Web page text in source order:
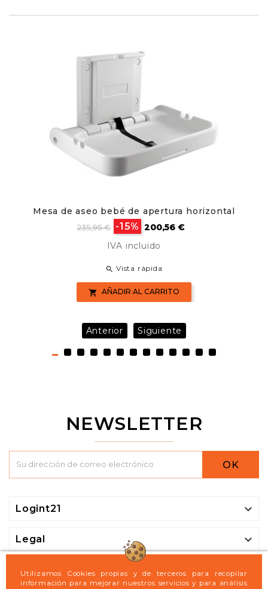
Utilizamos Cookies propias y de terceros para recopilar
información para mejorar nuestros servicios y para análisis
Mesa de aseo bebé de apertura horizontal
Precio
235,95 € -15% Precio
200,56 €
IVA incluido
 Vista rápida
 AÑADIR AL CARRITO
Anterior Siguiente
NEWSLETTER
OK
Logint21 
Legal 
Mi cuenta 